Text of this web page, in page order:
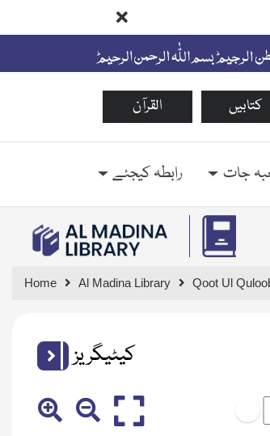
القرآن کتابیں
جات رابطہ کیجئے
Home Al Madina Library Qoot Ul
کیٹیگریز